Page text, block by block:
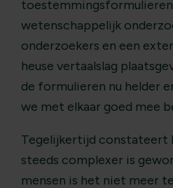
toestemmingsformulieren
wetenschappelijk
onderzoekers en een
heuse vertaalslag
de formulieren nu helder
we met elkaar goed mee
Tegelijkertijd constateert
steeds complexer is
mensen is het niet meer